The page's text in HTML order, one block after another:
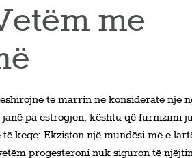
me
të marrin në konsideratë një
pa estrogjen, kështu që furnizimi
keqe: Ekziston një mundësi më e
progesteroni nuk siguron të